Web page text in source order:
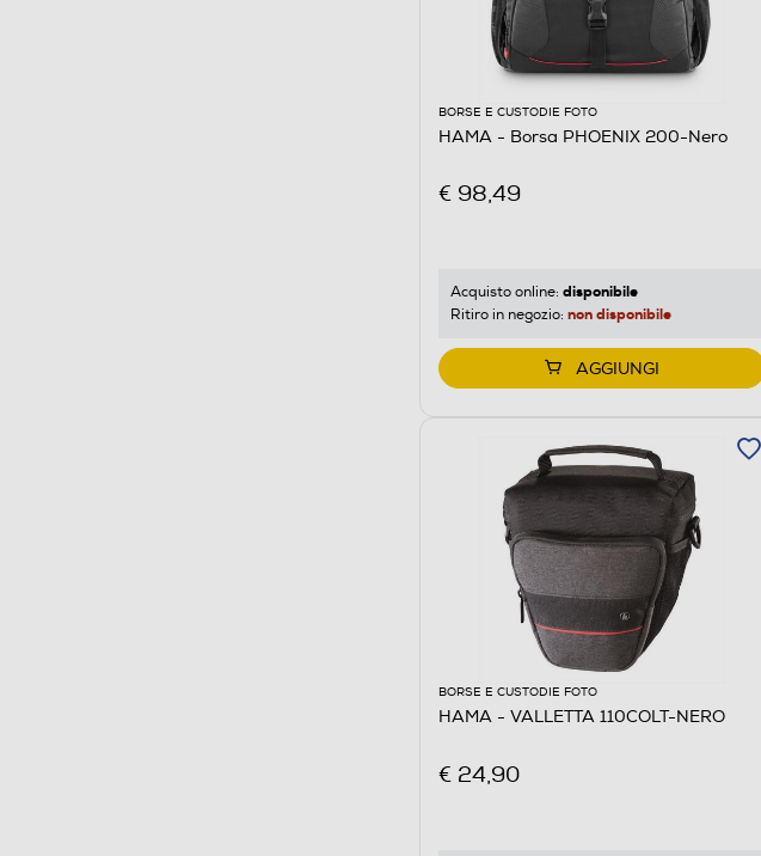
BORSE E CUSTODIE FOTO
HAMA - Borsa PHOENIX 200-Nero
€ 98,49
Acquisto online: disponibile
Ritiro in negozio: non disponibile
AGGIUNGI
BORSE E CUSTODIE FOTO
HAMA - VALLETTA 110COLT-NERO
€ 24,90